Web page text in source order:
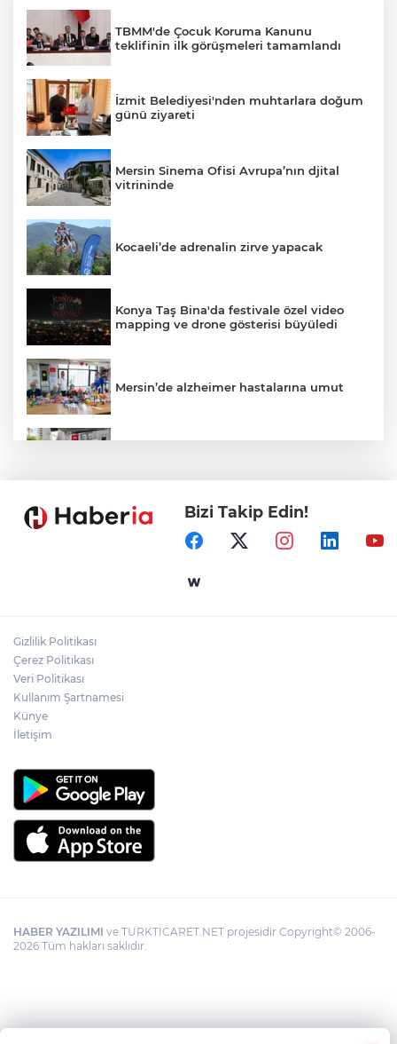
TBMM'de Çocuk Koruma Kanunu
teklifinin ilk görüşmeleri tamamlandı
İzmit Belediyesi'nden muhtarlara doğum
günü ziyareti
Mersin Sinema Ofisi Avrupa’nın djital
vitrininde
Kocaeli’de adrenalin zirve yapacak
Konya Taş Bina'da festivale özel video
mapping ve drone gösterisi büyüledi
Mersin’de alzheimer hastalarına umut
Ormanya’nın Atlas’ı yaban hayatına ışık
Bursa İnegöl'de Alanyurt Yüzme
Bizi Takip Edin!
Gizlilik Politikası
Çerez Politikası
Veri Politikası
Kullanım Şartnamesi
Künye
İletişim
HABER YAZILIMI ve TURKTICARET.NET projesidir Copyright© 2006-
2026 Tüm hakları saklıdır.